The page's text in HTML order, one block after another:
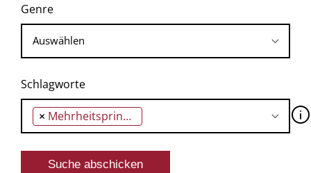
Genre
Schlagworte
× Mehrheitsprinzip 🛈